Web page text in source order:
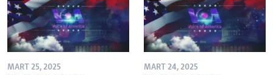
MART 25, 2025 MART 24, 2025